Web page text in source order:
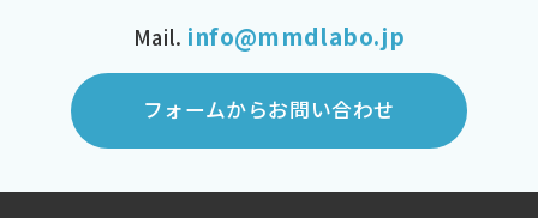
Mail. info@mmdlabo.jp
フォームからお問い合わせ